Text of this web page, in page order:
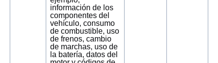
información de los
componentes del
vehículo, consumo
de combustible, uso
de frenos, cambio
de marchas, uso de
la batería, datos del